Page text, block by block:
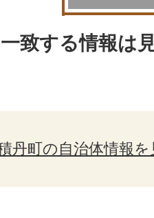
致する情報は
丹町の自治体情報を